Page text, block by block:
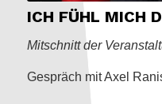
ICH FÜHL MICH
Mitschnitt der
Gespräch mit Axel